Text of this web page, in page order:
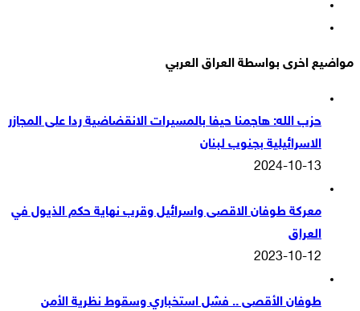
مواضيع اخرى بواسطة العراق العربي
حزب الله: هاجمنا حيفا بالمسيرات الانقضاضية ردا على المجازر
الاسرائيلية بجنوب لبنان
2024-10-13
معركة طوفان الاقصى واسرائيل وقرب نهاية حكم الذيول في
العراق
2023-10-12
طوفان الأقصى .. فشل استخباري وسقوط نظرية الأمن